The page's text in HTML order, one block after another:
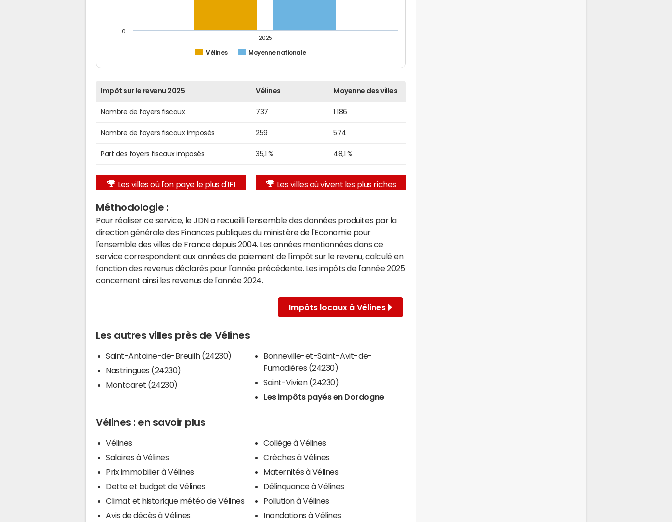
Vélines Moyenne nationale
2025
0
Impôt sur le revenu 2025 Vélines Moyenne des villes
Nombre de foyers fiscaux 737 1 186
Nombre de foyers fiscaux imposés 259 574
Part des foyers fiscaux imposés 35,1 % 48,1 %
Les villes où l'on paye le plus d'IFI Les villes où vivent les plus riches
Méthodologie :
Pour réaliser ce service, le JDN a recueilli l'ensemble des données produites par la
direction générale des Finances publiques du ministère de l'Economie pour
l'ensemble des villes de France depuis 2004. Les années mentionnées dans ce
service correspondent aux années de paiement de l'impôt sur le revenu, calculé en
fonction des revenus déclarés pour l'année précédente. Les impôts de l'année 2025
concernent ainsi les revenus de l'année 2024.
Impôts locaux à Vélines
Les autres villes près de Vélines
Saint-Antoine-de-Breuilh (24230)
Nastringues (24230)
Montcaret (24230)
Bonneville-et-Saint-Avit-de-
Fumadières (24230)
Saint-Vivien (24230)
Les impôts payés en Dordogne
Vélines : en savoir plus
Vélines
Salaires à Vélines
Prix immobilier à Vélines
Dette et budget de Vélines
Climat et historique météo de Vélines
Avis de décès à Vélines
Collège à Vélines
Crèches à Vélines
Maternités à Vélines
Délinquance à Vélines
Pollution à Vélines
Inondations à Vélines